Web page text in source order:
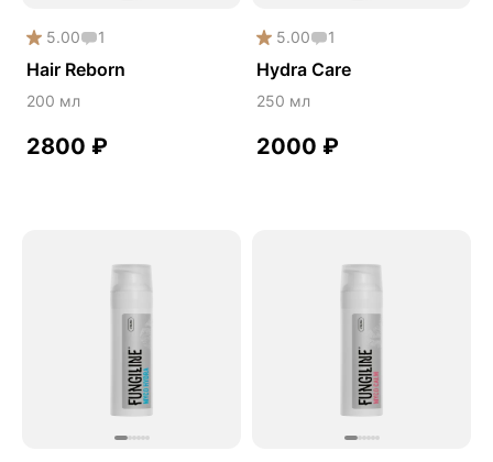
5.00 1
Hair Reborn
200 мл
2800 ₽
5.00 1
Hydra Care
250 мл
2000 ₽